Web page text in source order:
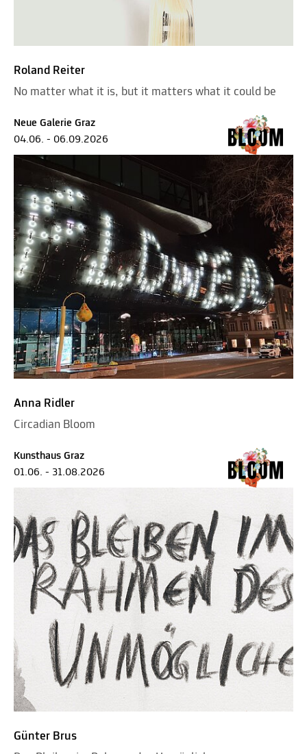
Roland Reiter
No matter what it is, but it matters what it could be
Neue Galerie Graz
04.06. - 06.09.2026
Anna Ridler
Circadian Bloom
Kunsthaus Graz
01.06. - 31.08.2026
Günter Brus